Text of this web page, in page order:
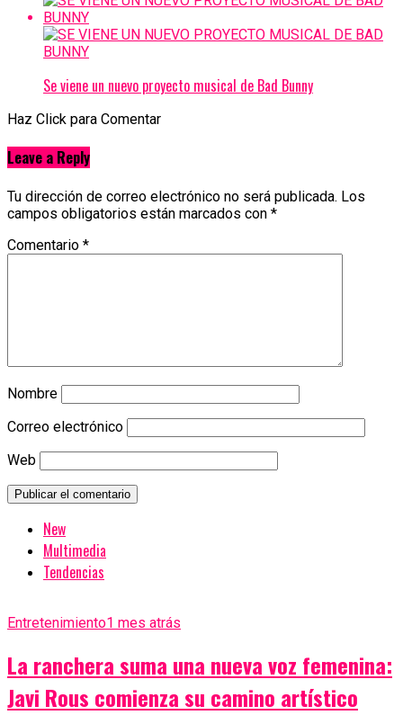
Se viene un nuevo proyecto musical de Bad Bunny
Haz Click para Comentar
Leave a Reply
Tu dirección de correo electrónico no será publicada. Los
campos obligatorios están marcados con *
Comentario *
Nombre
Correo electrónico
Web
New
Multimedia
Tendencias
Entretenimiento1 mes atrás
La ranchera suma una nueva voz femenina:
Javi Rous comienza su camino artístico